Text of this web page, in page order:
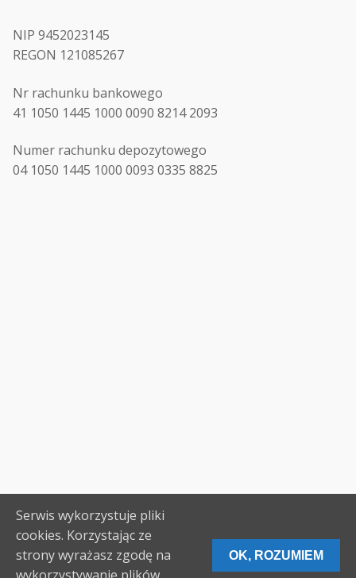
NIP 9452023145
REGON 121085267
Nr rachunku bankowego
41 1050 1445 1000 0090 8214 2093
Numer rachunku depozytowego
04 1050 1445 1000 0093 0335 8825
Serwis wykorzystuje pliki
cookies. Korzystając ze
strony wyrażasz zgodę na
OK, ROZUMIEM